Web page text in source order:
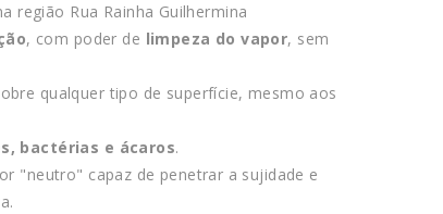
região Rua Rainha Guilhermina
, com poder de limpeza do vapor, sem
qualquer tipo de superfície, mesmo aos
bactérias e ácaros.
"neutro" capaz de penetrar a sujidade e